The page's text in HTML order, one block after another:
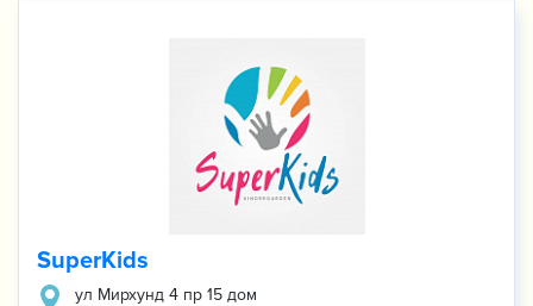
SuperKids
ул Мирхунд 4 пр 15 дом